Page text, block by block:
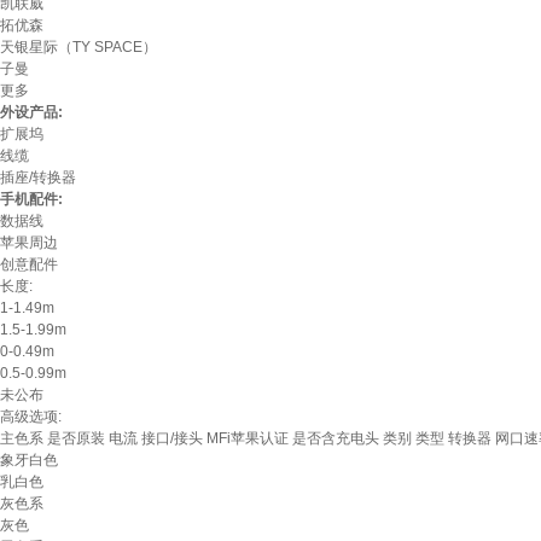
凯联威
拓优森
天银星际（TY SPACE）
子曼
更多
外设产品:
扩展坞
线缆
插座/转换器
手机配件:
数据线
苹果周边
创意配件
长度:
1-1.49m
1.5-1.99m
0-0.49m
0.5-0.99m
未公布
高级选项:
主色系 是否原装 电流 接口/接头 MFi苹果认证 是否含充电头 类别 类型 转换器 网口
象牙白色
乳白色
灰色系
灰色